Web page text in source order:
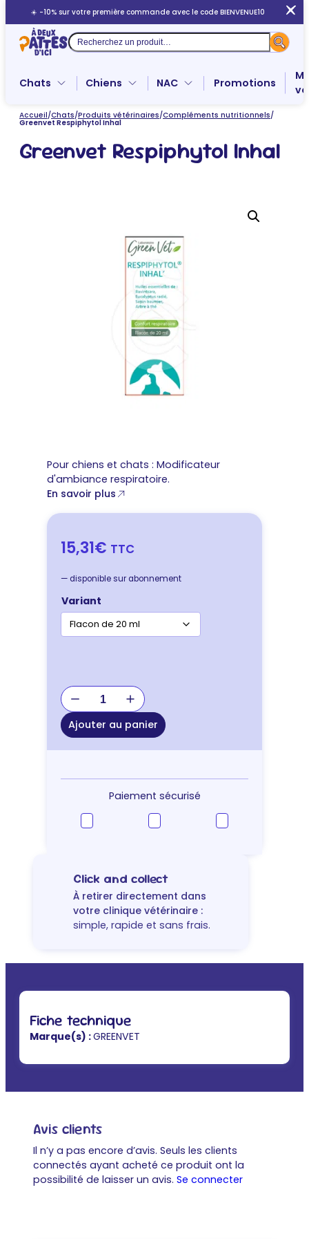
au
contenu
☀️ -10% sur votre première commande avec le code BIENVENUE10
Recherche
Chats Chiens NAC Promotions
Accueil/Chats/Produits vétérinaires/Compléments nutritionnels/
Greenvet Respiphytol Inhal
Greenvet Respiphytol Inhal
Pour chiens et chats : Modificateur
d'ambiance respiratoire.
En savoir plus
15,31€ TTC
— disponible sur abonnement
Variant
quantité
de
Greenvet
Respiphytol
Inhal
Ajouter au panier
Paiement sécurisé
Click and collect
À retirer directement dans
votre clinique vétérinaire :
simple, rapide et sans frais.
Fiche technique
Marque(s) :GREENVET
Avis clients
Il n’y a pas encore d’avis. Seuls les clients
connectés ayant acheté ce produit ont la
possibilité de laisser un avis. Se connecter